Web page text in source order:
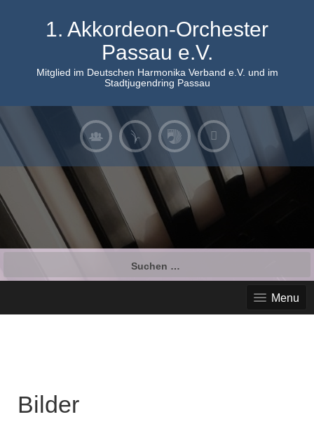
1. Akkordeon-Orchester
Passau e.V.
Mitglied im Deutschen Harmonika Verband e.V. und im
Stadtjugendring Passau
Menu
Bilder